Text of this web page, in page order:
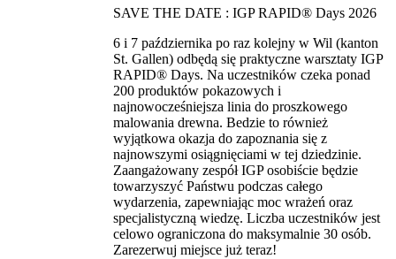
SAVE THE DATE : IGP RAPID® Days 2026
6 i 7 października po raz kolejny w Wil (kanton
St. Gallen) odbędą się praktyczne warsztaty IGP
RAPID® Days. Na uczestników czeka ponad
200 produktów pokazowych i
najnowocześniejsza linia do proszkowego
malowania drewna. Bedzie to również
wyjątkowa okazja do zapoznania się z
najnowszymi osiągnięciami w tej dziedzinie.
Zaangażowany zespół IGP osobiście będzie
towarzyszyć Państwu podczas całego
wydarzenia, zapewniając moc wrażeń oraz
specjalistyczną wiedzę. Liczba uczestników jest
celowo ograniczona do maksymalnie 30 osób.
Zarezerwuj miejsce już teraz!